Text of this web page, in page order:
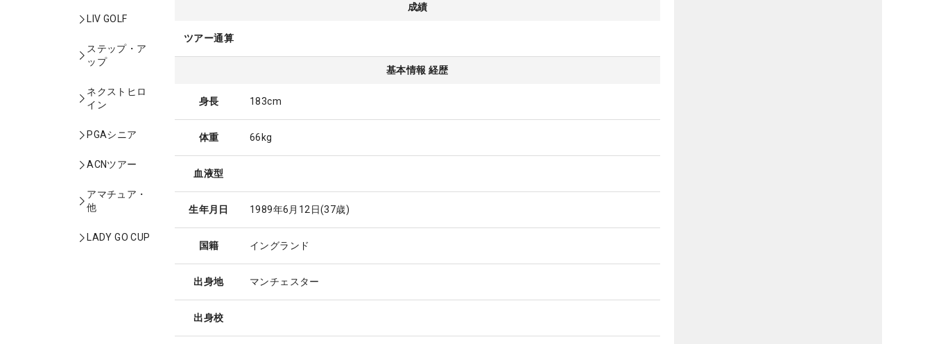
LIV GOLF
ステップ・ア
ップ
ネクストヒロ
イン
PGAシニア
ACNツアー
アマチュア・
他
LADY GO CUP
成績
ツアー通算
基本情報 経歴
身長 183cm
体重 66kg
血液型
生年月日 1989年6月12日(37歳)
国籍 イングランド
出身地 マンチェスター
出身校